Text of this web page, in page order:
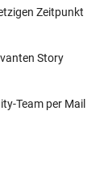
Zeitpunkt
Story
Team per Mail